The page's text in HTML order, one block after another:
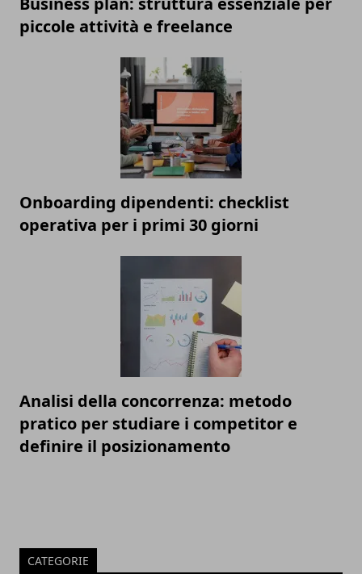
piccole attività e freelance
Onboarding dipendenti: checklist
operativa per i primi 30 giorni
Analisi della concorrenza: metodo
pratico per studiare i competitor e
definire il posizionamento
CATEGORIE